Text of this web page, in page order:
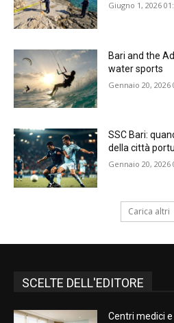
Giugno 1, 2026
Bari and the
water sports
Gennaio 20, 2026
SSC Bari:
della città
Gennaio 20, 2026
Carica altri
SCELTE DELL'EDITORE
Centri medici